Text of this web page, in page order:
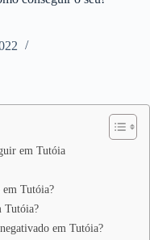
em Tutóia
Tutóia?
Tutóia?
em Tutóia?